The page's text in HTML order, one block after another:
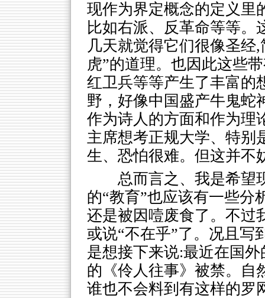
现作为界定概念的定义里
比如右派、反革命等等。
几天就觉得它们很像圣经
虎”的道理。也因此这些
红卫兵等等产生了丰富的
野，好像中国盛产牛鬼蛇
作为诗人的方面和作为理
主席想考正规大学、特别
生、恐怕很难。但这并不
总而言之、我是希望
的“教育”也应该有一些
还是被因噎废食了。不过
或说“不在乎”了。况且写
是想接下来说:最近在国
的《伶人往事》被禁。自
谁也不会料到有这样的罗